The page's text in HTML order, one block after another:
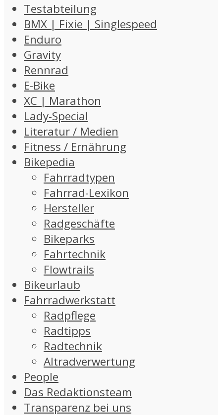
Testabteilung
BMX | Fixie | Singlespeed
Enduro
Gravity
Rennrad
E-Bike
XC | Marathon
Lady-Special
Literatur / Medien
Fitness / Ernährung
Bikepedia
Fahrradtypen
Fahrrad-Lexikon
Hersteller
Radgeschäfte
Bikeparks
Fahrtechnik
Flowtrails
Bikeurlaub
Fahrradwerkstatt
Radpflege
Radtipps
Radtechnik
Altradverwertung
People
Das Redaktionsteam
Transparenz bei uns